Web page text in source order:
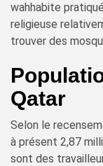
wahhabite
religieuse
trouver des
Qatar
Selon le
à présent 2,87
sont des